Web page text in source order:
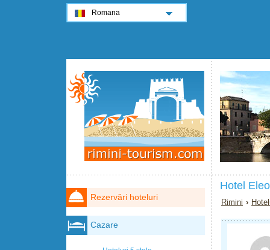
Hotel
Rimini ›
Rezervări hoteluri
Cazare
Romana